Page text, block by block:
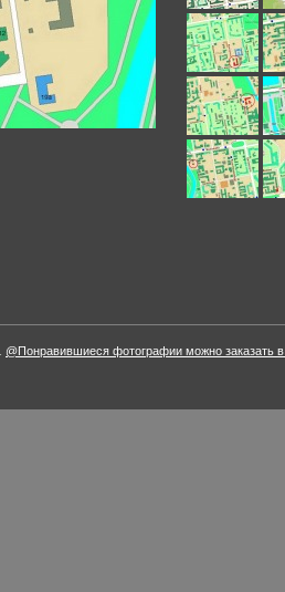
@Понравившиеся фотографии можно заказать